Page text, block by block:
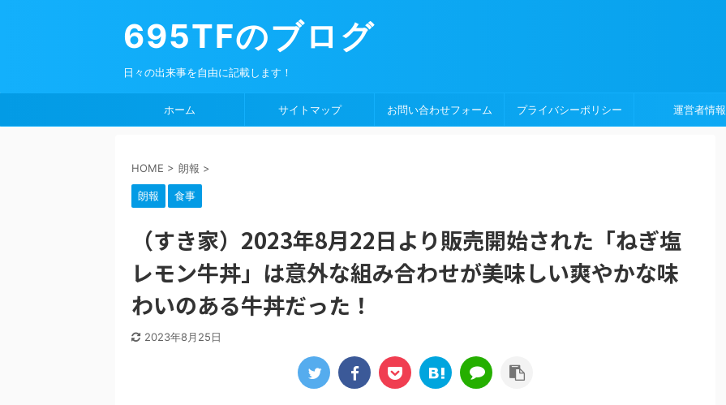
695TFのブログ
日々の出来事を自由に記載します！
ホーム サイトマップ お問い合わせフォーム プライバシーポリシー 運営者情報
HOME > 朗報 >
朗報 食事
（すき家）2023年8月22日より販売開始された「ねぎ塩
レモン牛丼」は意外な組み合わせが美味しい爽やかな味
わいのある牛丼だった！
2023年8月25日